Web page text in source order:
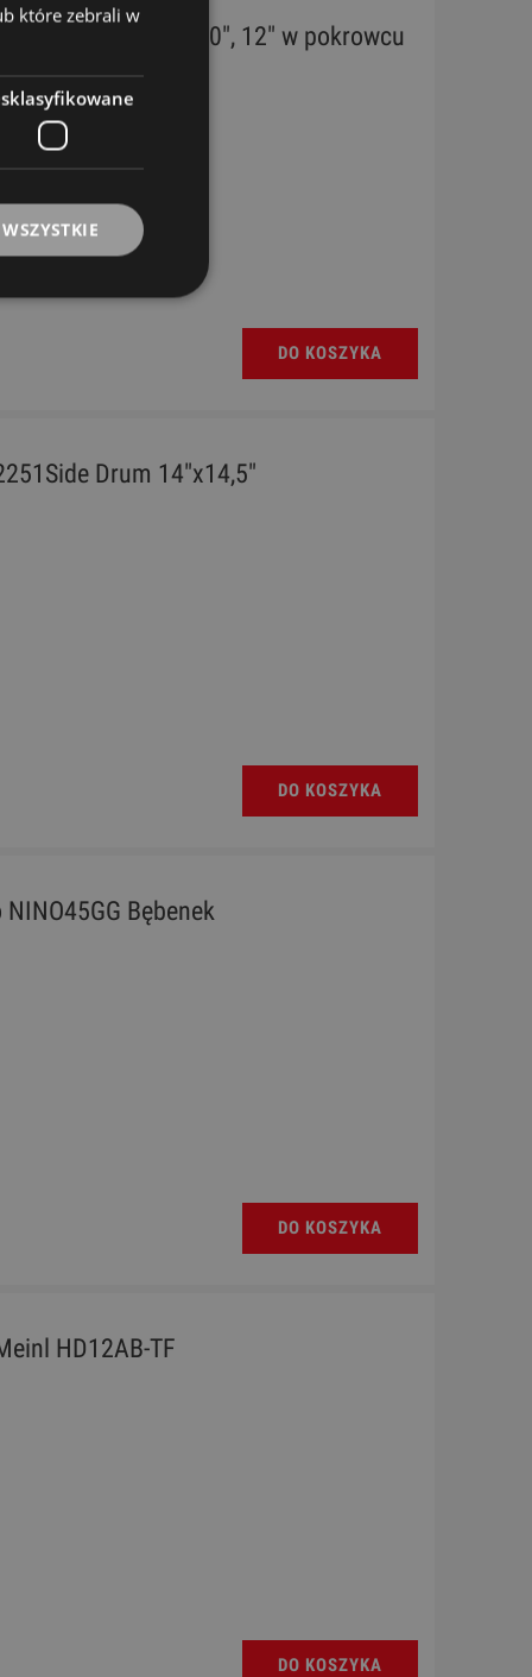
Drum Set 8", 10", 12" w pokrowcu
DO KOSZYKA
Drum 14"x14,5"
DO KOSZYKA
NINO45GG Bębenek
DO KOSZYKA
HD12AB-TF
DO KOSZYKA
które zebrali w